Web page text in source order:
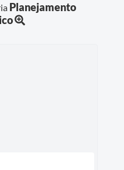
Planejamento